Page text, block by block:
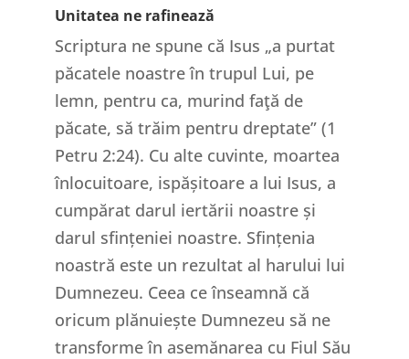
Unitatea ne rafinează
Scriptura ne spune că Isus „a purtat
păcatele noastre în trupul Lui, pe
lemn, pentru ca, murind faţă de
păcate, să trăim pentru dreptate” (1
Petru 2:24). Cu alte cuvinte, moartea
înlocuitoare, ispășitoare a lui Isus, a
cumpărat darul iertării noastre și
darul sfințeniei noastre. Sfințenia
noastră este un rezultat al harului lui
Dumnezeu. Ceea ce înseamnă că
oricum plănuiește Dumnezeu să ne
transforme în asemănarea cu Fiul Său